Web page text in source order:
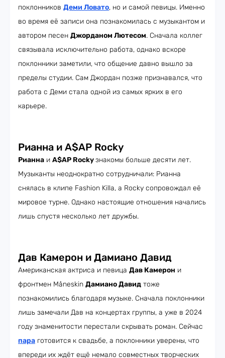
поклонников Деми Ловато, но и самой певицы. Именно
во время её записи она познакомилась с музыкантом и
автором песен Джорданом Лютесом. Сначала коллег
связывала исключительно работа, однако вскоре
поклонники заметили, что общение давно вышло за
пределы студии. Сам Джордан позже признавался, что
работа с Деми стала одной из самых ярких в его
карьере.
Рианна и A$AP Rocky
Рианна и A$AP Rockyзнакомы больше десяти лет.
Музыканты неоднократно сотрудничали: Рианна
снялась в клипе Fashion Killa, а Rocky сопровождал её
мировое турне. Однако настоящие отношения начались
лишь спустя несколько лет дружбы.
Дав Камерон и Дамиано Давид
Американская актриса и певица Дав Камерон и
фронтмен Måneskin Дамиано Давид тоже
познакомились благодаря музыке. Сначала поклонники
лишь замечали Дав на концертах группы, а уже в 2024
году знаменитости перестали скрывать роман. Сейчас
пара готовится к свадьбе, а поклонники уверены, что
впереди их ждёт ещё немало совместных творческих